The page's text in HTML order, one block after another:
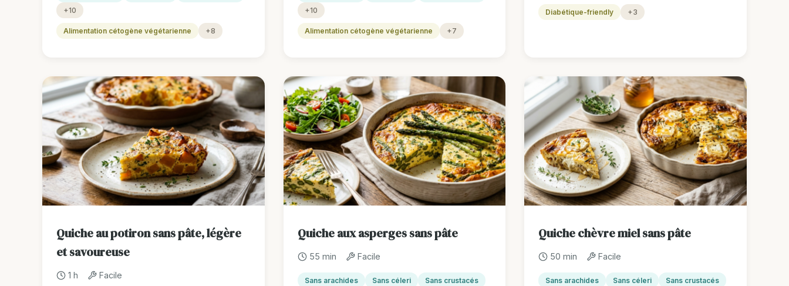
+10
Alimentation cétogène végétarienne +8
+10
Alimentation cétogène végétarienne +7
Diabétique-friendly +3
Quiche au potiron sans pâte, légère
et savoureuse
1 h Facile
Quiche aux asperges sans pâte
55 min Facile
Sans arachides Sans céleri
Sans crustacés
Quiche chèvre miel sans pâte
50 min Facile
Sans arachides Sans céleri
Sans crustacés